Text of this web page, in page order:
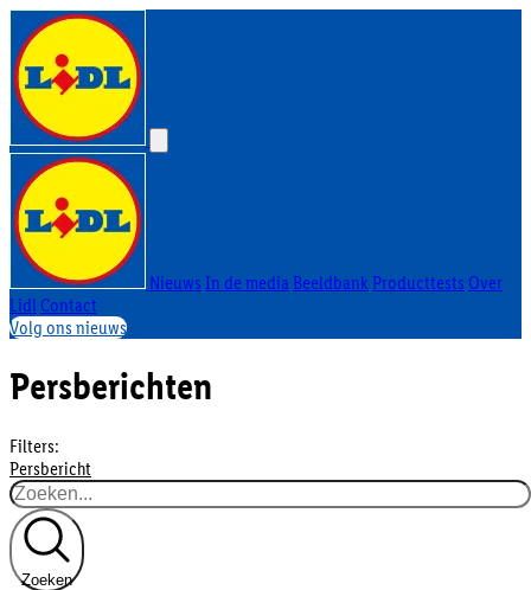
Nieuws In de mediaBeeldbank Producttests Over
Lidl Contact
Volg ons nieuws
Persberichten
Filters:
Persbericht
Zoeken